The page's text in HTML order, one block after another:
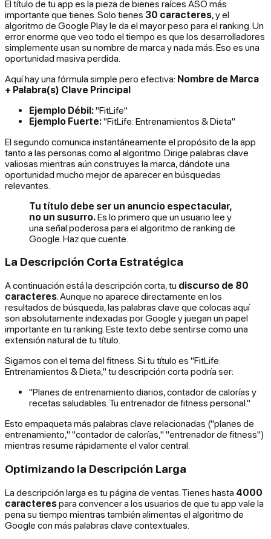
El título de tu app es la pieza de bienes raíces ASO más
importante que tienes. Solo tienes 30 caracteres, y el
algoritmo de Google Play le da el mayor peso para el ranking. Un
error enorme que veo todo el tiempo es que los desarrolladores
simplemente usan su nombre de marca y nada más. Eso es una
oportunidad masiva perdida.
Aquí hay una fórmula simple pero efectiva: Nombre de Marca
+ Palabra(s) Clave Principal
Ejemplo Débil:"FitLife"
Ejemplo Fuerte:"FitLife: Entrenamientos & Dieta"
El segundo comunica instantáneamente el propósito de la app
tanto a las personas como al algoritmo. Dirige palabras clave
valiosas mientras aún construyes la marca, dándote una
oportunidad mucho mejor de aparecer en búsquedas
relevantes.
Tu título debe ser un anuncio espectacular,
no un susurro.Es lo primero que un usuario lee y
una señal poderosa para el algoritmo de ranking de
Google. Haz que cuente.
La Descripción Corta Estratégica
A continuación está la descripción corta, tu discurso de 80
caracteres . Aunque no aparece directamente en los
resultados de búsqueda, las palabras clave que colocas aquí
son absolutamente indexadas por Google y juegan un papel
importante en tu ranking. Este texto debe sentirse como una
extensión natural de tu título.
Sigamos con el tema del fitness. Si tu título es "FitLife:
Entrenamientos & Dieta," tu descripción corta podría ser:
"Planes de entrenamiento diarios, contador de calorías y
recetas saludables. Tu entrenador de fitness personal."
Esto empaqueta más palabras clave relacionadas ("planes de
entrenamiento," "contador de calorías," "entrenador de fitness")
mientras resume rápidamente el valor central.
Optimizando la Descripción Larga
La descripción larga es tu página de ventas. Tienes hasta 4000
caracterespara convencer a los usuarios de que tu app vale la
pena su tiempo mientras también alimentas el algoritmo de
Google con más palabras clave contextuales.